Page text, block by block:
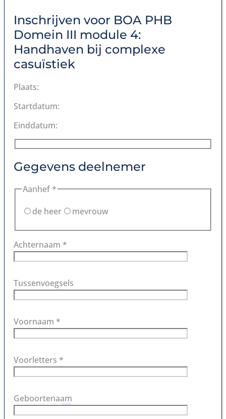
Inschrijven voor BOA PHB
Domein III module 4:
Handhaven bij complexe
casuïstiek
Plaats:
Startdatum:
Einddatum:
Gegevens deelnemer
Aanhef *
de heer
mevrouw
Achternaam *
Tussenvoegsels
Voornaam *
Voorletters *
Geboortenaam